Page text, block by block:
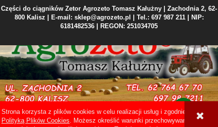
Strona korzysta z plików cookies w celu realizacji usług i zgodnie z
Polityką Plików Cookies. Możesz określić warunki przechowywania
Części do ciągników Zetor Agrozeto Tomasz Kałużny | Zachodnia 2, 62-
800 Kalisz | E-mail: sklep@agrozeto.pl | Tel.: 697 987 211 | NIP:
6181482536 | REGON: 251034705
Sklep internetowy Shoper Premium